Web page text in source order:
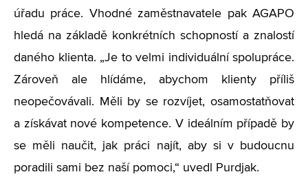
úřadu práce. Vhodné zaměstnavatele pak AGAPO
hledá na základě konkrétních schopností a znalostí
daného klienta. „Je to velmi individuální spolupráce.
Zároveň ale hlídáme, abychom klienty příliš
neopečovávali. Měli by se rozvíjet, osamostatňovat
a získávat nové kompetence. V ideálním případě by
se měli naučit, jak práci najít, aby si v budoucnu
poradili sami bez naší pomoci,“ uvedl Purdjak.